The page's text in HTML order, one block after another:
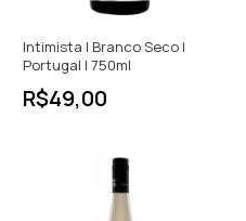
Intimista | Branco Seco |
Portugal | 750ml
R$49,00